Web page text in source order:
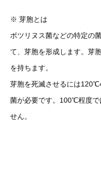
※ 芽胞とは
ボツリヌス菌などの特定の
て、芽胞を形成します。芽
を持ちます。
芽胞を死滅させるには
菌が必要です。100℃程度で
せん。